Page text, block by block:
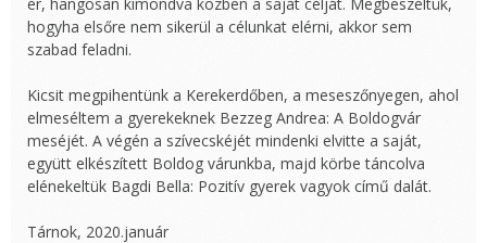
hogyha elsőre nem sikerül a célunkat elérni, akkor sem
szabad feladni.
Kicsit megpihentünk a Kerekerdőben, a meseszőnyegen, ahol
elmeséltem a gyerekeknek Bezzeg Andrea: A Boldogvár
meséjét. A végén a szívecskéjét mindenki elvitte a saját,
együtt elkészített Boldog várunkba, majd körbe táncolva
elénekeltük Bagdi Bella: Pozitív gyerek vagyok című dalát.
Tárnok, 2020.január